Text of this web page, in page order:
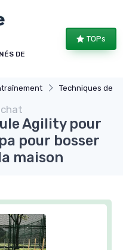
DE
TOPs
Techniques de
Agility pour
pour bosser
maison